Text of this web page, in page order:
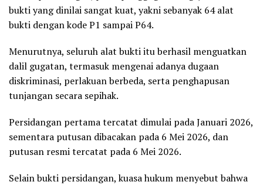
bukti yang dinilai sangat kuat, yakni sebanyak 64 alat
bukti dengan kode P1 sampai P64.
Menurutnya, seluruh alat bukti itu berhasil menguatkan
dalil gugatan, termasuk mengenai adanya dugaan
diskriminasi, perlakuan berbeda, serta penghapusan
tunjangan secara sepihak.
Persidangan pertama tercatat dimulai pada Januari 2026,
sementara putusan dibacakan pada 6 Mei 2026, dan
putusan resmi tercatat pada 6 Mei 2026.
Selain bukti persidangan, kuasa hukum menyebut bahwa